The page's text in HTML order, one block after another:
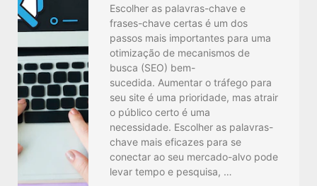
Escolher as palavras-chave e
frases-chave certas é um dos
passos mais importantes para uma
otimização de mecanismos de
busca (SEO) bem-
sucedida. Aumentar o tráfego para
seu site é uma prioridade, mas atrair
o público certo é uma
necessidade. Escolher as palavras-
chave mais eficazes para se
conectar ao seu mercado-alvo pode
levar tempo e pesquisa, …